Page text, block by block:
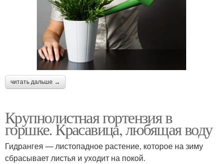
читать дальше →
Крупнолистная гортензия в
горшке. Красавица, любящая воду
Гидрангея — листопадное растение, которое на зиму
сбрасывает листья и уходит на покой.